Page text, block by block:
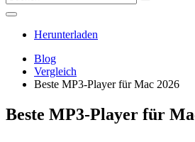
Herunterladen
Blog
Vergleich
Beste MP3-Player für Mac 2026
Beste MP3-Player für